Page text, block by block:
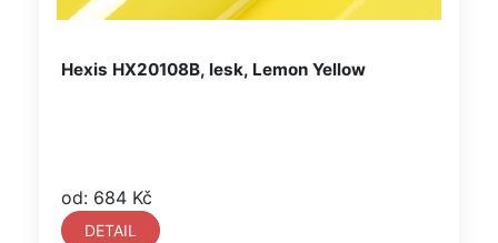
Hexis HX20108B, lesk, Lemon Yellow
od: 684 Kč
DETAIL